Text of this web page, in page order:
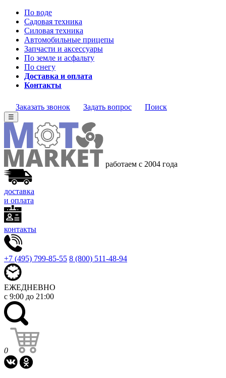
По воде
Садовая техника
Силовая техника
Автомобильные прицепы
Запчасти и аксессуары
По земле и асфальту
По снегу
Доставка и оплата
Контакты
Заказать звонок Задать вопрос Поиск
☰
работаем с 2004 года
доставка
и оплата
контакты
+7 (495) 799-85-55 8 (800) 511-48-94
ЕЖЕДНЕВНО
с 9:00 до 21:00
0